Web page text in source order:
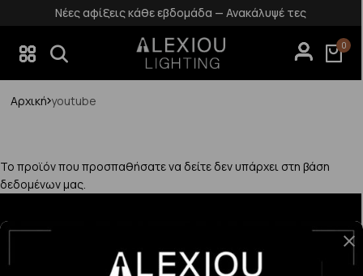
Νέες αφίξεις κάθε εβδομάδα — Ανακάλυψέ τες
0
Αρχική youtube
Το προϊόν που προσπαθήσατε να δείτε δεν υπάρχει στη βάση
δεδομένων μας.